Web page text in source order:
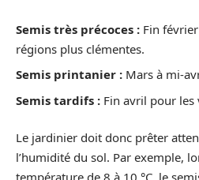
Semis très précoces : Fin
régions plus clémentes.
Semis printanier : Mars à mi-
Semis tardifs : Fin avril pour les
Le jardinier doit donc prêter
l’humidité du sol. Par exemple,
température de 8 à 10 °C, le